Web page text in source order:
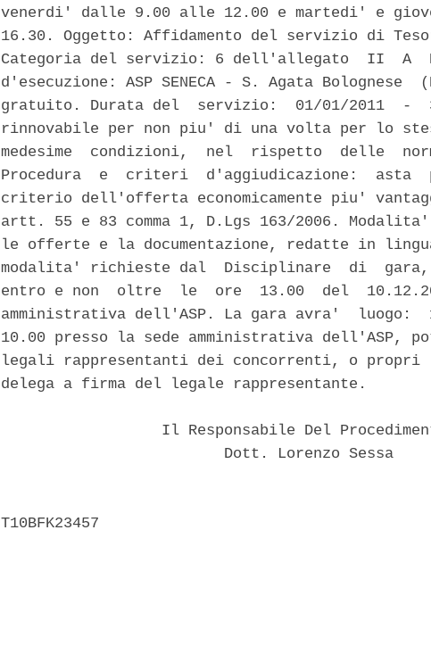
venerdi' dalle 9.00 alle 12.00 e martedi' e
16.30. Oggetto: Affidamento del servizio di
Categoria del servizio: 6 dell'allegato  II  A
d'esecuzione: ASP SENECA - S. Agata
gratuito. Durata del  servizio:  01/01/2011  -
rinnovabile per non piu' di una volta per lo
medesime  condizioni,  nel  rispetto  delle
Procedura  e  criteri  d'aggiudicazione:  asta
criterio dell'offerta economicamente piu'
artt. 55 e 83 comma 1, D.Lgs 163/2006.
le offerte e la documentazione, redatte in
modalita' richieste dal  Disciplinare  di  gara,
entro e non  oltre  le  ore  13.00  del
amministrativa dell'ASP. La gara avra'  luogo:
10.00 presso la sede amministrativa dell'ASP,
legali rappresentanti dei concorrenti, o
delega a firma del legale rappresentante.
Il Responsabile Del
                         Dott. Lorenzo Sessa